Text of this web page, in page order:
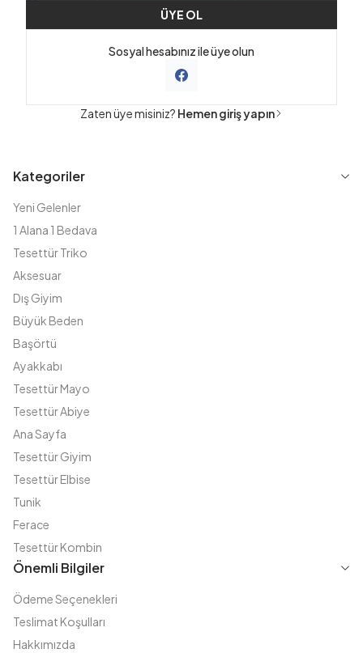
ÜYE OL
Sosyal hesabınız ile üye olun
Zaten üye misiniz? Hemen giriş yapın
Kategoriler
Yeni Gelenler
1 Alana 1 Bedava
Tesettür Triko
Aksesuar
Dış Giyim
Büyük Beden
Başörtü
Ayakkabı
Tesettür Mayo
Tesettür Abiye
Ana Sayfa
Tesettür Giyim
Tesettür Elbise
Tunik
Ferace
Tesettür Kombin
Önemli Bilgiler
Ödeme Seçenekleri
Teslimat Koşulları
Hakkımızda